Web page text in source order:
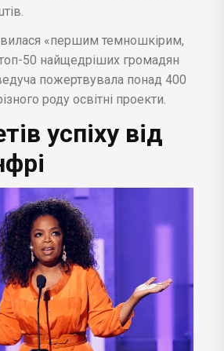
«першим темношкірим,
50 найщедріших громадян
пожертвувала понад 400
роду освітні проекти.
успіху від